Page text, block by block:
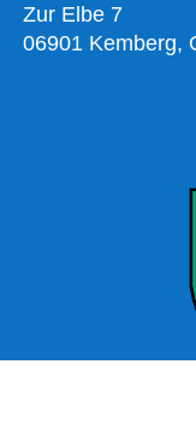
Zur Elbe 7
06901 Kemberg,